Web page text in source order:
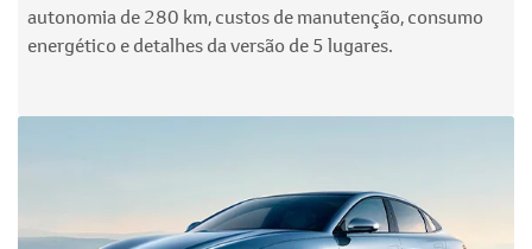
autonomia de 280 km, custos de manutenção, consumo
energético e detalhes da versão de 5 lugares.